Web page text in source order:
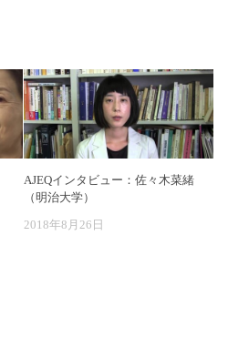
AJEQインタビュー：佐々木菜緒
（明治大学）
2018年8月26日